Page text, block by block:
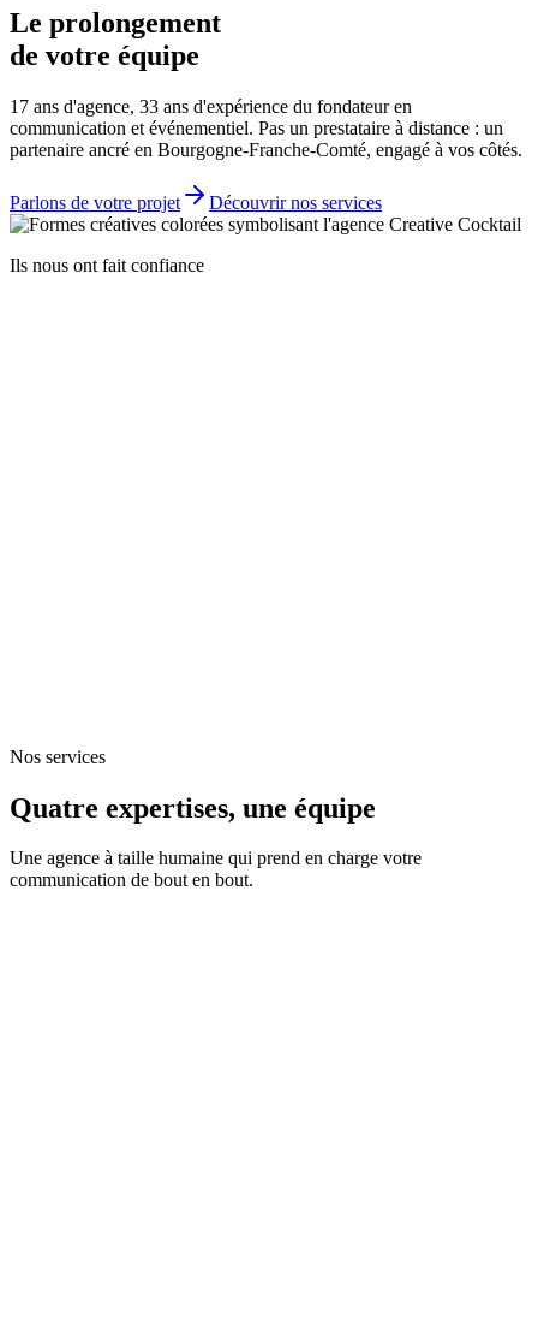
Le prolongement
de votre équipe
17 ans d'agence, 33 ans d'expérience du fondateur en
communication et événementiel. Pas un prestataire à distance : un
partenaire ancré en Bourgogne-Franche-Comté, engagé à vos côtés.
Parlons de votre projet Découvrir nos services
Ils nous ont fait confiance
Nos services
Quatre expertises, une équipe
Une agence à taille humaine qui prend en charge votre
communication de bout en bout.